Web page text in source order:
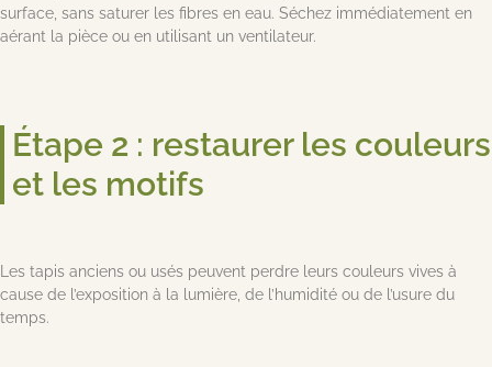
surface, sans saturer les fibres en eau. Séchez immédiatement en
aérant la pièce ou en utilisant un ventilateur.
Étape 2 : restaurer les couleurs
et les motifs
Les tapis anciens ou usés peuvent perdre leurs couleurs vives à
cause de l’exposition à la lumière, de l’humidité ou de l’usure du
temps.